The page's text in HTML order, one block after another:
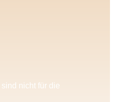
nicht für die